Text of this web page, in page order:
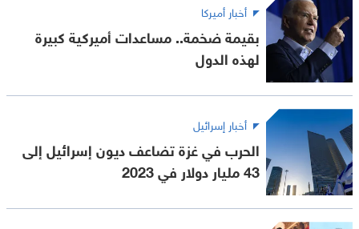
أخبار أميركا
بقيمة ضخمة.. مساعدات أميركية كبيرة
لهذه الدول
أخبار إسرائيل
الحرب في غزة تضاعف ديون إسرائيل إلى
43 مليار دولار في 2023